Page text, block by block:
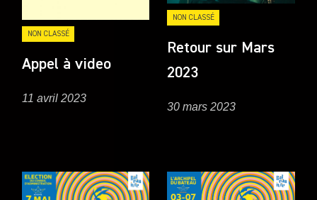
NON CLASSÉ
Appel à video
11 avril 2023
NON CLASSÉ
Retour sur Mars
2023
30 mars 2023